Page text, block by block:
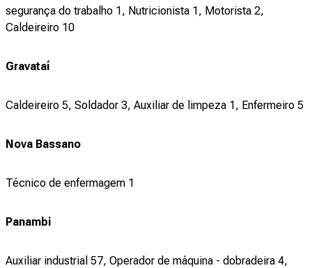
segurança do trabalho 1, Nutricionista 1, Motorista 2,
Caldeireiro 10
Gravataí
Caldeireiro 5, Soldador 3, Auxiliar de limpeza 1, Enfermeiro 5
Nova Bassano
Técnico de enfermagem 1
Panambi
Auxiliar industrial 57, Operador de máquina - dobradeira 4,